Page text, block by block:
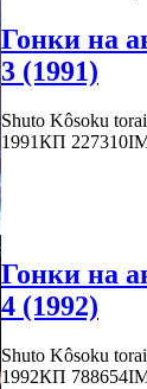
Гонки на
3 (1991)
Shuto Kôsoku
1991КП 227310
Гонки на
4 (1992)
Shuto Kôsoku
1992КП 788654